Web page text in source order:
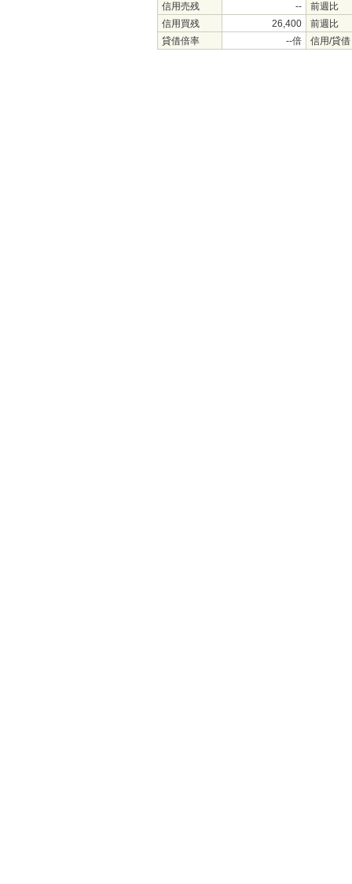
信用売残
--
前週比
信用買残
26,400
前週比
貸借倍率
--倍 信用/貸借